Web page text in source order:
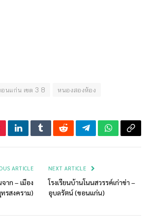
นแก่น เขต 3 8 หนองสองห้อง
LinkedInTumblrRedditTelegramWhatsApp
Copy
ARTICLE
าก – เมือง
รสงคราม)
NEXT ARTICLE
โรงเรียนบ้านโนนสวรรค์เก่าข่า –
อุบลรัตน์ (ขอนแก่น)